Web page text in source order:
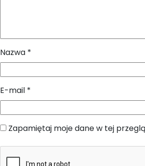
Nazwa *
E-mail *
Zapamiętaj moje dane w tej